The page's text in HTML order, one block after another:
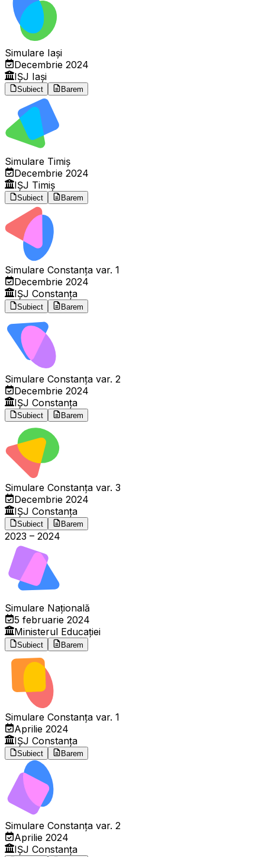
Simulare Iași
Decembrie 2024
IȘJ Iași
Subiect Barem
Simulare Timiș
Decembrie 2024
IȘJ Timiș
Subiect Barem
Simulare Constanța var. 1
Decembrie 2024
IȘJ Constanța
Subiect Barem
Simulare Constanța var. 2
Decembrie 2024
IȘJ Constanța
Subiect Barem
Simulare Constanța var. 3
Decembrie 2024
IȘJ Constanța
Subiect Barem
2023 – 2024
Simulare Națională
5 februarie 2024
Ministerul Educației
Subiect Barem
Simulare Constanța var. 1
Aprilie 2024
IȘJ Constanța
Subiect Barem
Simulare Constanța var. 2
Aprilie 2024
IȘJ Constanța